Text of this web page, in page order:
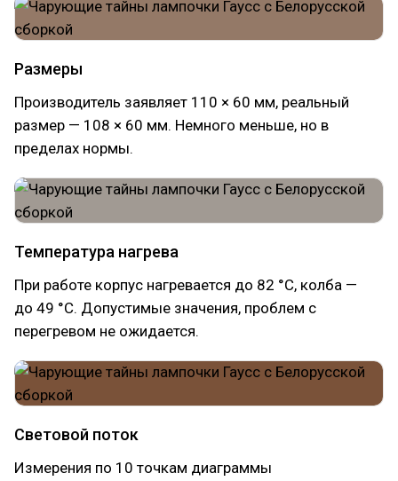
Размеры
Производитель заявляет 110 × 60 мм, реальный
размер — 108 × 60 мм. Немного меньше, но в
пределах нормы.
Температура нагрева
При работе корпус нагревается до 82 °C, колба —
до 49 °C. Допустимые значения, проблем с
перегревом не ожидается.
Световой поток
Измерения по 10 точкам диаграммы